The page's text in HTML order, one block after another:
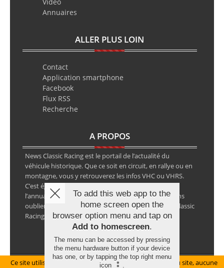
Annuaires
ALLER PLUS LOIN
Contact
Application smartphone
Facebook
Flux RSS
Recherche
A PROPOS
News Classic Racing est le portail de l’actualité du
véhicule historique. Que ce soit en circuit, en rallye ou en
montagne, vous y retrouverez les infos VHC ou VHRS.
C’est également le calendrier des épreuves ainsi que
l’annuaire des spécialistes de la voiture ancienne, sans
oublier les petites annonces avec notre partenaire Classic
Racing Annonces.
Mentions légales
Ce site utilise des cookies pour le bon fonctionnement du site, aucune
To add this web app to the
home screen open the
browser option menu and tap on
Add to homescreen.
The menu can be accessed by pressing
the menu hardware button if your device
has one, or by tapping the top right menu
icon
.